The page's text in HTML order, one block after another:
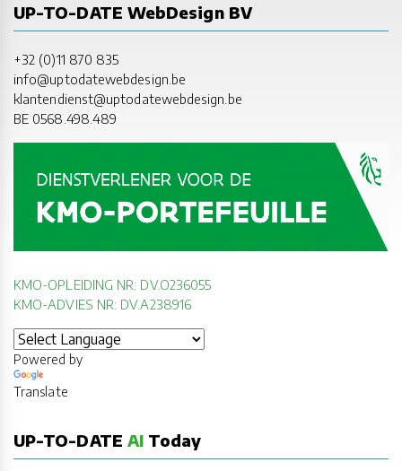
UP-TO-DATE WebDesign BV
+32 (0)11 870 835
info@uptodatewebdesign.be
klantendienst@uptodatewebdesign.be
BE 0568.498.489
KMO-OPLEIDING NR: DV.O236055
KMO-ADVIES NR: DV.A238916
Powered by
Translate
UP-TO-DATE AI Today